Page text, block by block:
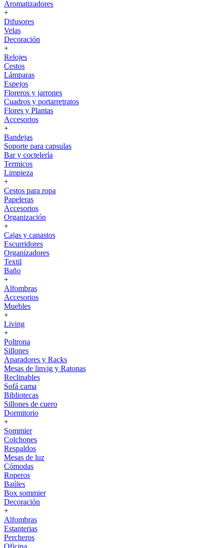
Aromatizadores
+
Difusores
Velas
Decoración
+
Relojes
Cestos
Lámparas
Espejos
Floreros y jarrones
Cuadros y portarretratos
Flores y Plantas
Accesorios
+
Bandejas
Soporte para capsulas
Bar y coctelería
Termicos
Limpieza
+
Cestos para ropa
Papeleras
Accesorios
Organización
+
Cajas y canastos
Escurridores
Organizadores
Textil
Baño
+
Alfombras
Accesorios
Muebles
+
Living
+
Poltrona
Sillones
Aparadores y Racks
Mesas de linvig y Ratonas
Reclinables
Sofá cama
Bibliotecas
Sillones de cuero
Dormitorio
+
Sommier
Colchones
Respaldos
Mesas de luz
Cómodas
Roperos
Baúles
Box sommier
Decoración
+
Alfombras
Estanterias
Percheros
Oficina